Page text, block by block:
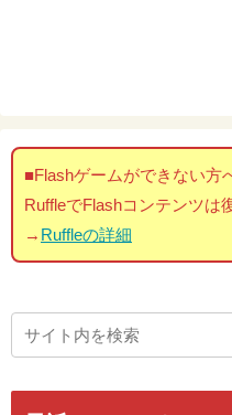
■Flashゲームができない方
RuffleでFlashコンテンツは
→ Ruffleの詳細